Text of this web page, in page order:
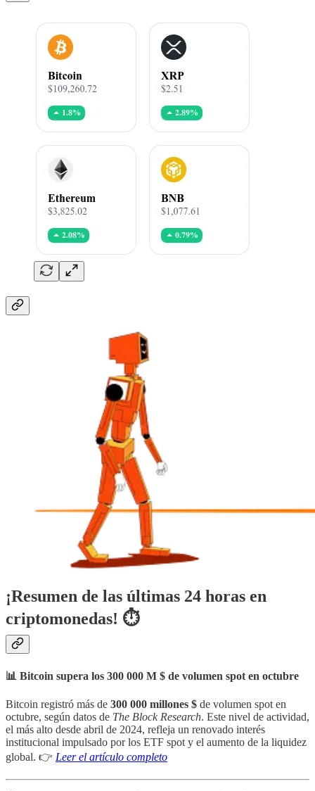
¡Resumen de las últimas 24 horas en
criptomonedas! ⏱
📊 Bitcoin supera los 300 000 M $ de volumen spot en octubre
Bitcoin registró más de 300 000 millones $ de volumen spot en
octubre, según datos de The Block Research. Este nivel de actividad,
el más alto desde abril de 2024, refleja un renovado interés
institucional impulsado por los ETF spot y el aumento de la liquidez
global. 👉 Leer el artículo completo